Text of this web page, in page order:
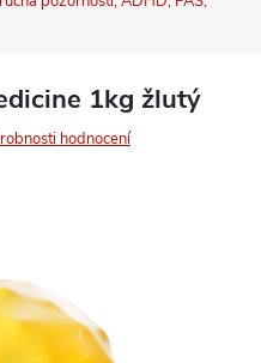
1kg žlutý
hodnocení